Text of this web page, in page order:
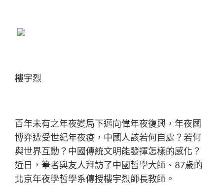
樓宇烈
百年未有之年夜變局下邁向偉年夜復興，年夜國
博弈遭受世紀年夜疫，中國人該若何自處？若何
與世界互動？中國傳統文明能發揮怎樣的感化？
近日，筆者與友人拜訪了中國哲學大師、87歲的
北京年夜學哲學系傳授樓宇烈師長教師。